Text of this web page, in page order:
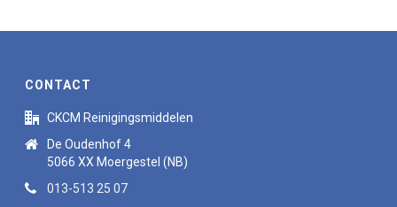
CONTACT
CKCM Reinigingsmiddelen
De Oudenhof 4
5066 XX Moergestel (NB)
013-513 25 07